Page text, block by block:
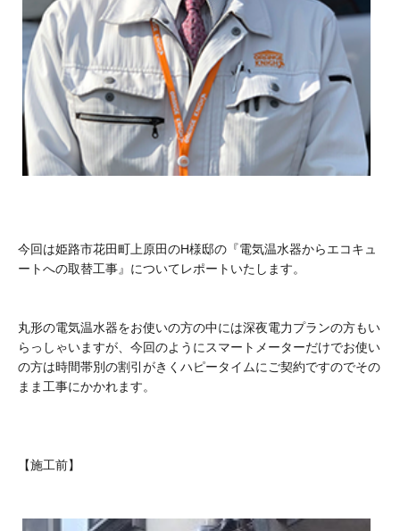
今回は姫路市花田町上原田のH様邸の『電気温水器からエコキュ
ートへの取替工事』についてレポートいたします。
丸形の電気温水器をお使いの方の中には深夜電力プランの方もい
らっしゃいますが、今回のようにスマートメーターだけでお使い
の方は時間帯別の割引がきくハピータイムにご契約ですのでその
まま工事にかかれます。
【施工前】